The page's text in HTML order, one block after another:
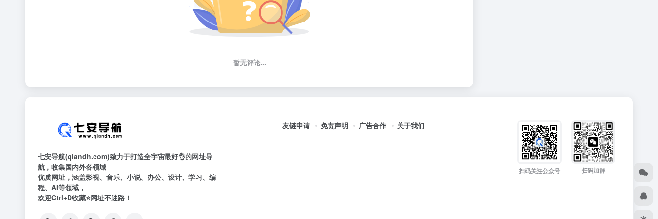
暂无评论...
七安导航(qiandh.com)致力于打造全宇宙最好👌的网址导
航，收集国内外各领域
优质网址，涵盖影视、音乐、小说、办公、设计、学习、编
程、AI等领域，
欢迎Ctrl+D收藏⭐网址不迷路！
友链申请 免责声明 广告合作 关于我们
扫码关注公众号 扫码加群